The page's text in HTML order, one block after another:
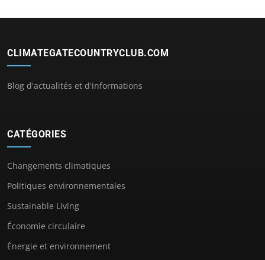
CLIMATEGATECOUNTRYCLUB.COM
Blog d'actualités et d'informations
CATÉGORIES
Changements climatiques
Politiques environnementales
Sustainable Living
Économie circulaire
Énergie et environnement